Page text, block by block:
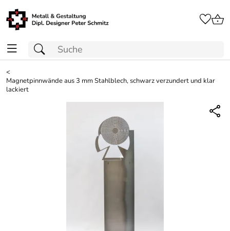
<
Magnetpinnwände aus 3 mm Stahlblech, schwarz verzundert und klar
lackiert